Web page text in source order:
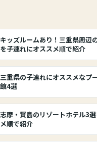
キッズルームあり！三重県周辺
を子連れにオススメ順で紹介
三重県の子連れにオススメなプ
館4選
志摩・賢島のリゾートホテル3
メ順で紹介